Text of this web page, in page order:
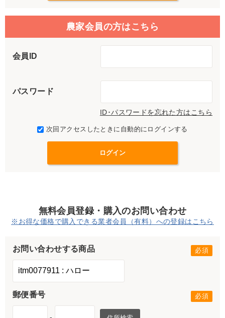
農家会員の方はこちら
会員ID
パスワード
ID･パスワードを忘れた方はこちら
次回アクセスしたときに自動的にログインする
無料会員登録・購入のお問い合わせ
※お得な価格で購入できる業者会員（有料）への登録はこちら
お問い合わせする商品
郵便番号